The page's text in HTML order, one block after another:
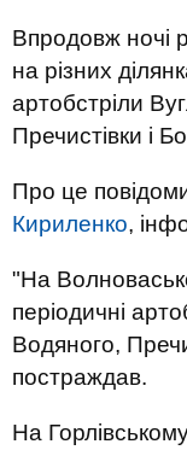
Впродовж ночі
на різних
артобстріли
Пречистівки і
Про це
Кириленко,
"На
періодичні
Водяного,
постраждав.
На